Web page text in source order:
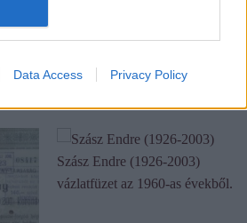
Data Access Privacy Policy